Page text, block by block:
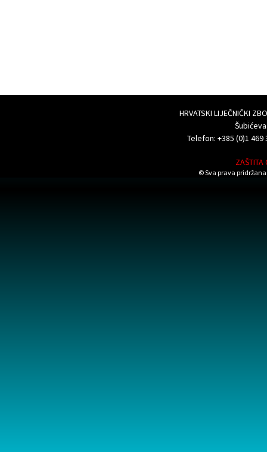
HRVATSKI LIJEČNIČKI
Telefon: +385 (0)1 469
ZAŠTITA
© Sva prava